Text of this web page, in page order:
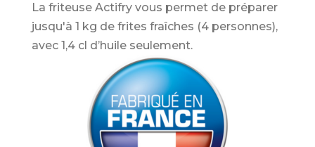
La friteuse Actifry vous permet de préparer
jusqu'à 1 kg de frites fraîches (4 personnes),
avec 1,4 cl d’huile seulement.